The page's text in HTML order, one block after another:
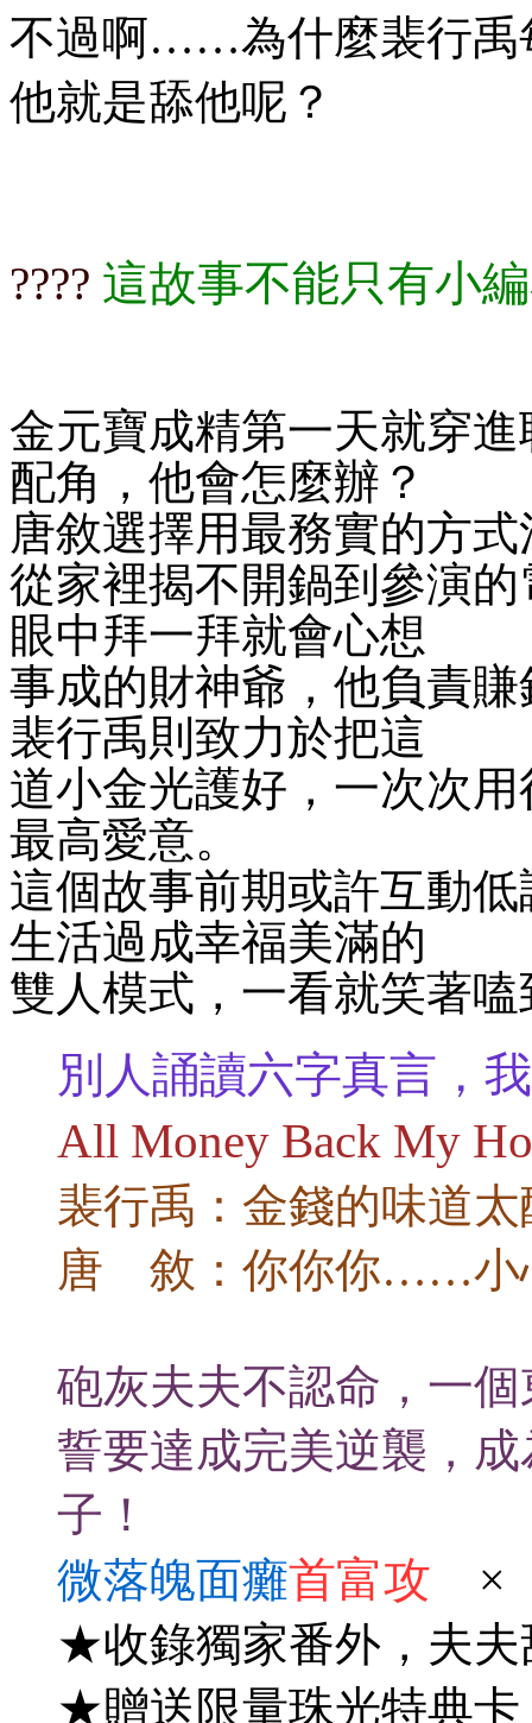
不過啊……為什麼裴行禹
他就是舔他呢？
????​​​ 這故事不能只有小
金元寶成精第一天就穿
配角，他會怎麼辦？
唐敘選擇用最務實的方
從家裡揭不開鍋到參演
眼中拜一拜就會心想
事成的財神爺，他負責
裴行禹則致力於把這
道小金光護好，一次次
最高愛意。
這個故事前期或許互動
生活過成幸福美滿的
雙人模式，一看就笑著
別人誦讀六字真言，
All Money Back My
裴行禹：金錢的味道
唐 敘：你你你……小
砲灰夫夫不認命，一
誓要達成完美逆襲，
子！
微落魄面癱首富攻 ×
★收錄獨家番外，夫夫
★贈送限量珠光特典卡